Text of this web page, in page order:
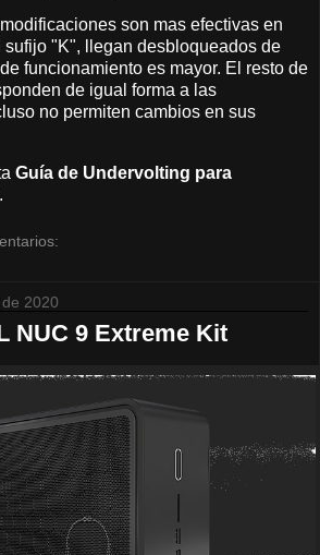
son mas efectivas en
sufijo "K", llegan desbloqueados de
funcionamiento es mayor. El resto de
de igual forma a las
no permiten cambios en sus
Guía de Undervolting para
.
2020
NUC 9 Extreme Kit